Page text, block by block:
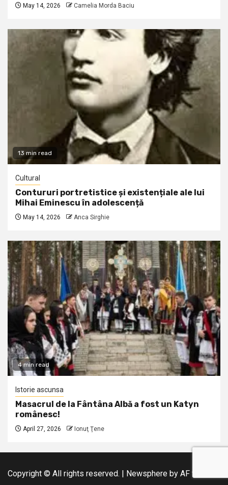
May 14, 2026 Camelia Morda Baciu
13 min read
Cultural
Contururi portretistice și existențiale ale lui
Mihai Eminescu în adolescență
May 14, 2026 Anca Sirghie
4 min read
Istorie ascunsa
Masacrul de la Fântâna Albă a fost un Katyn
românesc!
April 27, 2026 Ionuţ Ţene
Copyright © All rights reserved. Newsphere by AF themes.